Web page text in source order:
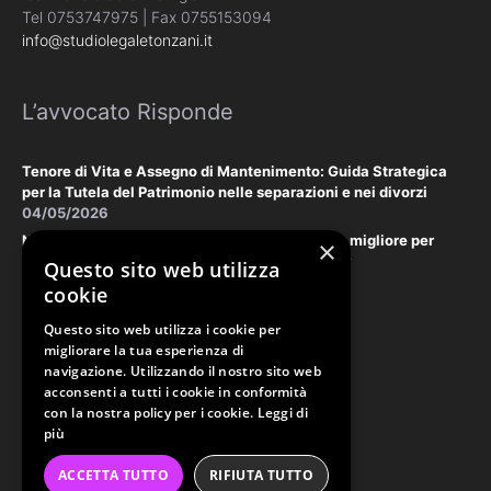
Tel 0753747975 | Fax 0755153094
info@studiolegaletonzani.it
L’avvocato Risponde
Tenore di Vita e Assegno di Mantenimento: Guida Strategica
per la Tutela del Patrimonio nelle separazioni e nei divorzi
04/05/2026
Negoziazione Assistita vs. Tribunale: la scelta migliore per
tutelare il vostro patrimonio e la vostra privacy
18/03/2026
Law & Disclaimer
PRIVACY POLICY
COOKIE POLICY
ORDINE AVVOCATI PERUGIA
×
Questo sito web utilizza
cookie
Questo sito web utilizza i cookie per
migliorare la tua esperienza di
navigazione. Utilizzando il nostro sito web
acconsenti a tutti i cookie in conformità
con la nostra policy per i cookie. Leggi di
più
ACCETTA TUTTO RIFIUTA TUTTO